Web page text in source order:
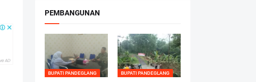
PEMBANGUNAN
BUPATI PANDEGLANG BUPATI PANDEGLANG